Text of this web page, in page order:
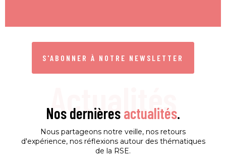
S'ABONNER À NOTRE NEWSLETTER
Actualités
Nos dernièresactualités.
Nous partageons notre veille, nos retours
d'expérience, nos réflexions autour des thématiques
de la RSE.